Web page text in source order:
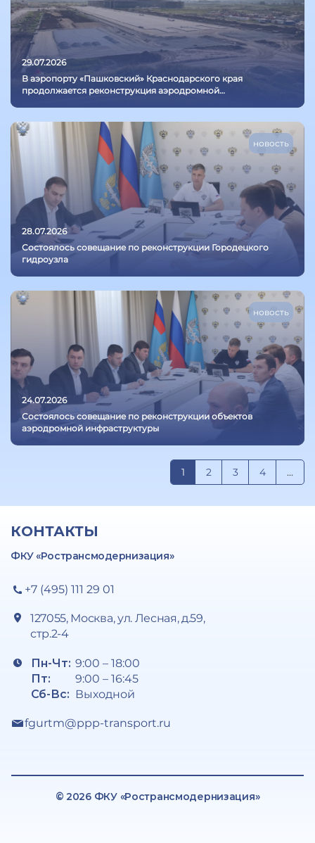
29.07.2026
В аэропорту «Пашковский» Краснодарского края
продолжается реконструкция аэродромной
новость
28.07.2026
Состоялось совещание по реконструкции Городецкого
гидроузла
новость
24.07.2026
Состоялось совещание по реконструкции объектов
аэродромной инфраструктуры
1 2 3 4 ...
КОНТАКТЫ
ФКУ «Ространсмодернизация»
+7 (495) 111 29 01
127055, Москва, ул. Лесная, д.59,
стр.2-4
Пн-Чт:
Пт:
Сб-Вс:
9:00 – 18:00
9:00 – 16:45
Выходной
fgurtm@ppp-transport.ru
© 2026 ФКУ «Ространсмодернизация»